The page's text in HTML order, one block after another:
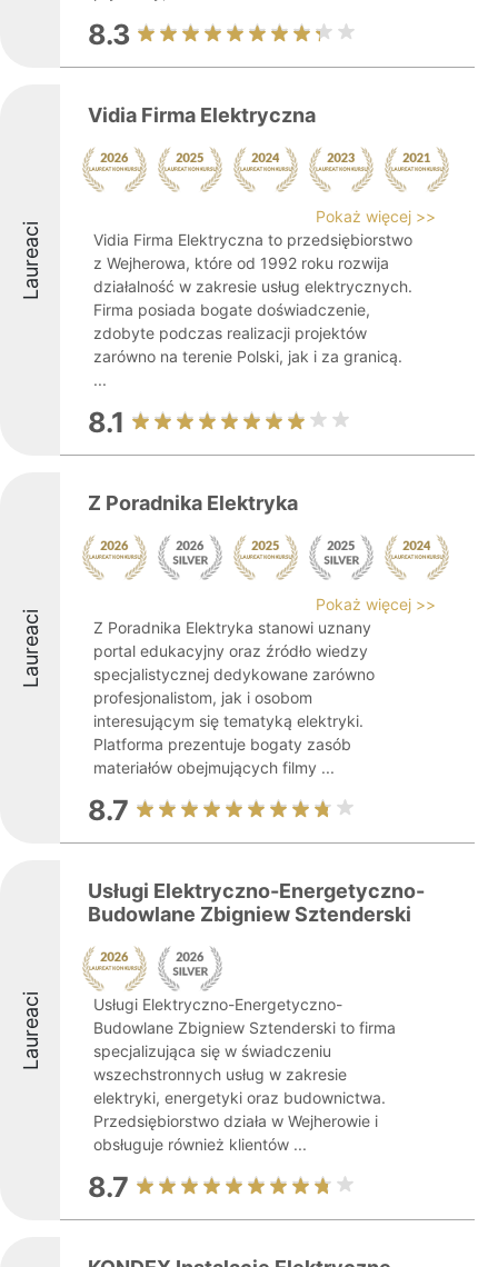
8.3
Laureaci
Vidia Firma Elektryczna
Pokaż więcej >>
Vidia Firma Elektryczna to przedsiębiorstwo
z Wejherowa, które od 1992 roku rozwija
działalność w zakresie usług elektrycznych.
Firma posiada bogate doświadczenie,
zdobyte podczas realizacji projektów
zarówno na terenie Polski, jak i za granicą.
...
8.1
Laureaci
Z Poradnika Elektryka
Pokaż więcej >>
Z Poradnika Elektryka stanowi uznany
portal edukacyjny oraz źródło wiedzy
specjalistycznej dedykowane zarówno
profesjonalistom, jak i osobom
interesującym się tematyką elektryki.
Platforma prezentuje bogaty zasób
materiałów obejmujących filmy ...
8.7
Laureaci
Usługi Elektryczno-Energetyczno-
Budowlane Zbigniew Sztenderski
Usługi Elektryczno-Energetyczno-
Budowlane Zbigniew Sztenderski to firma
specjalizująca się w świadczeniu
wszechstronnych usług w zakresie
elektryki, energetyki oraz budownictwa.
Przedsiębiorstwo działa w Wejherowie i
obsługuje również klientów ...
8.7